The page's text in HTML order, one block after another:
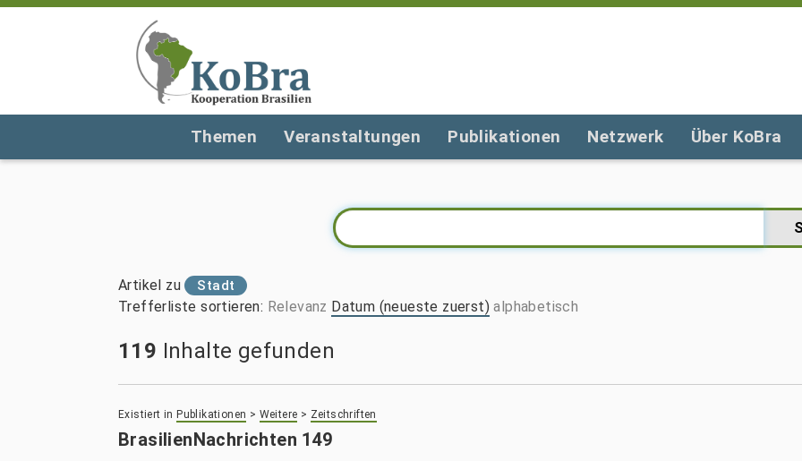
Themen Veranstaltungen Publikationen Netzwerk Über KoBra
Artikel zu Stadt
Trefferliste sortieren: Relevanz Datum (neueste zuerst) alphabetisch
119 Inhalte gefunden
Existiert in Publikationen > Weitere > Zeitschriften
BrasilienNachrichten 149